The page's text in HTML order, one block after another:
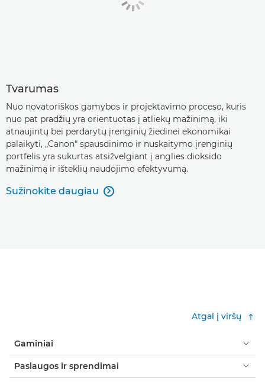
Tvarumas
Nuo novatoriškos gamybos ir projektavimo proceso, kuris
nuo pat pradžių yra orientuotas į atliekų mažinimą, iki
atnaujintų bei perdarytų įrenginių žiedinei ekonomikai
palaikyti, „Canon“ spausdinimo ir nuskaitymo įrenginių
portfelis yra sukurtas atsižvelgiant į anglies dioksido
mažinimą ir išteklių naudojimo efektyvumą.
Sužinokite daugiau 
Atgal į viršų
Gaminiai
Paslaugos ir sprendimai